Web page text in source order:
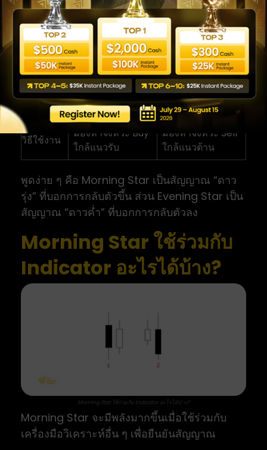
จำนวน
แท่งเทียน
3 แท่ง 3 แท่ง
ความ
หมาย
แรงขายอ่อน แรง
ซื้อกลับมา
แรงซื้ออ่อน แรงขาย
กลับมา
สัญญาณ
กลับตัวขาขึ้น
(Bullish
Reversal)
กลับตัวขาลง
(Bearish
Reversal)
วิธีใช้งาน
มองหาจังหวะ Buy
ใกล้แนวรับ
มองหาจังหวะ Sell
ใกล้แนวต้าน
พูดง่าย ๆ คือ Morning Star เป็นสัญญาณ “ดาว
รุ่ง” ที่บอกการกลับตัวขึ้น ส่วน Evening Star เป็น
สัญญาณ “ดาวค่ำ” ที่บอกการกลับตัวลง
Morning Star ใช้ร่วมกับ
Indicator อะไรได้บ้าง?
Morning Star ใช้ร่วมกับ Indicator อะไรได้บ้าง?
Morning Star จะมีพลังมากขึ้นเมื่อใช้ร่วมกับ
เครื่องมือวิเคราะห์อื่น ๆ เพื่อยืนยันสัญญาณ